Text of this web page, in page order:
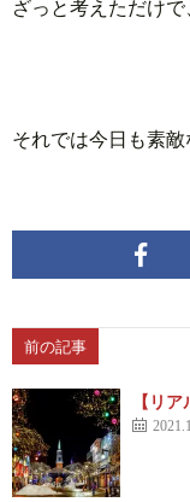
ざっと考えただけで
それでは今日も素
前の記事
【リ